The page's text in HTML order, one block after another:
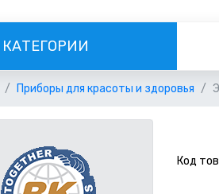
КАТЕГОРИИ
Приборы для красоты и здоровья
Код